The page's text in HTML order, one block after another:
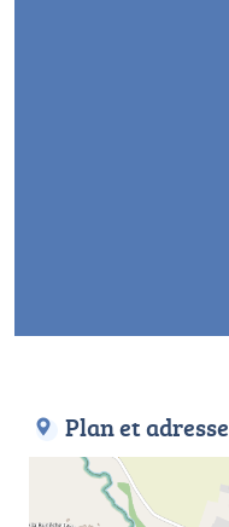
Plan et adresse